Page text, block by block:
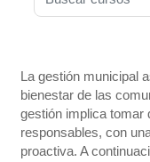
La gestión municipal
bienestar de las
gestión implica tomar
responsables, con
proactiva. A